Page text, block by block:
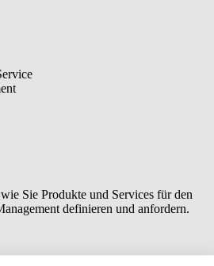
Sie Produkte und Services für den
definieren und anfordern.